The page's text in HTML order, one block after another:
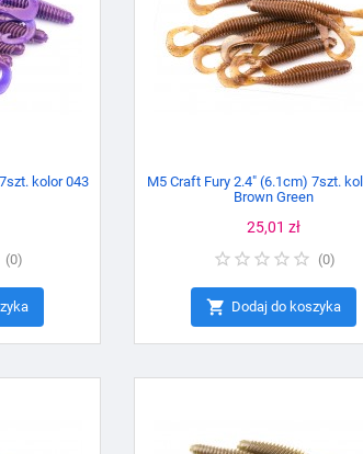
kolor 043
(0)
M5 Craft Fury 2.4" (6.1cm) 7szt.
Brown Green
Cena
25,01 zł
(0)
 Dodaj do koszyka